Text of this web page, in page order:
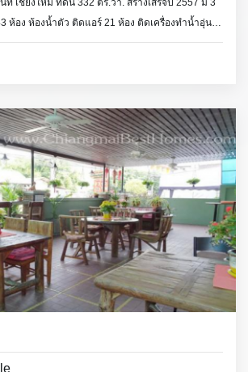
เชียงใหม่ ที่ดิน 332 ตร.วา. สร้างเสร็จปี 2557 มี 3
ห้อง ห้องน้ำตัว ติดแอร์ 21 ห้อง ติดเครื่องทำน้ำอุ่น
ย์การ์ด มีกล้องวงจรปิด